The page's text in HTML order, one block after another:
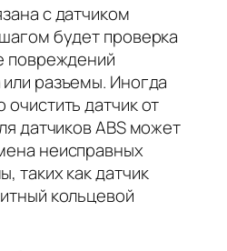
с датчиком
будет проверка
повреждений
разъемы. Иногда
датчик от
датчиков ABS может
неисправных
таких как датчик
кольцевой